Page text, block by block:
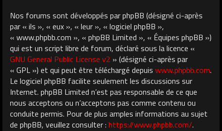
Nos forums sont développés par phpBB (désigné ci-après
par « ils », « eux », « leur », « logiciel phpBB »,
« www.phpbb.com », « phpBB Limited », « Équipes phpBB »)
qui est un script libre de forum, déclaré sous la licence «
GNU General Public License v2 » (désigné ci-après par
« GPL ») et qui peut être téléchargé depuis www.phpbb.com.
Le logiciel phpBB facilite seulement les discussions sur
Internet. phpBB Limited n’est pas responsable de ce que
nous acceptons ou n’acceptons pas comme contenu ou
conduite permis. Pour de plus amples informations au sujet
de phpBB, veuillez consulter : https://www.phpbb.com/.